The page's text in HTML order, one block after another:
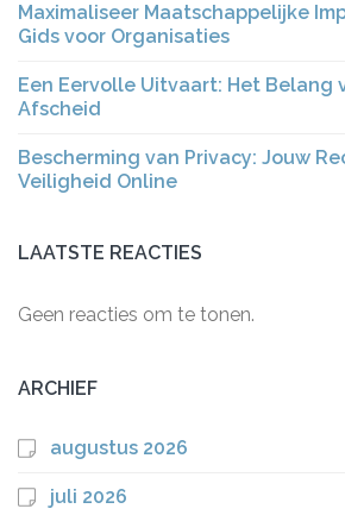
Maximaliseer Maatschappelijke
Gids voor Organisaties
Een Eervolle Uitvaart: Het Belang
Afscheid
Bescherming van Privacy: Jouw
Veiligheid Online
LAATSTE REACTIES
Geen reacties om te tonen.
ARCHIEF
augustus 2026
juli 2026